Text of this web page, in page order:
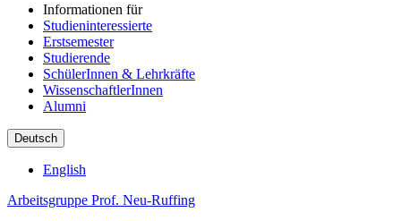
Informationen für
Studieninteressierte
Erstsemester
Studierende
SchülerInnen & Lehrkräfte
WissenschaftlerInnen
Alumni
Deutsch
English
Arbeitsgruppe Prof. Neu-Ruffing